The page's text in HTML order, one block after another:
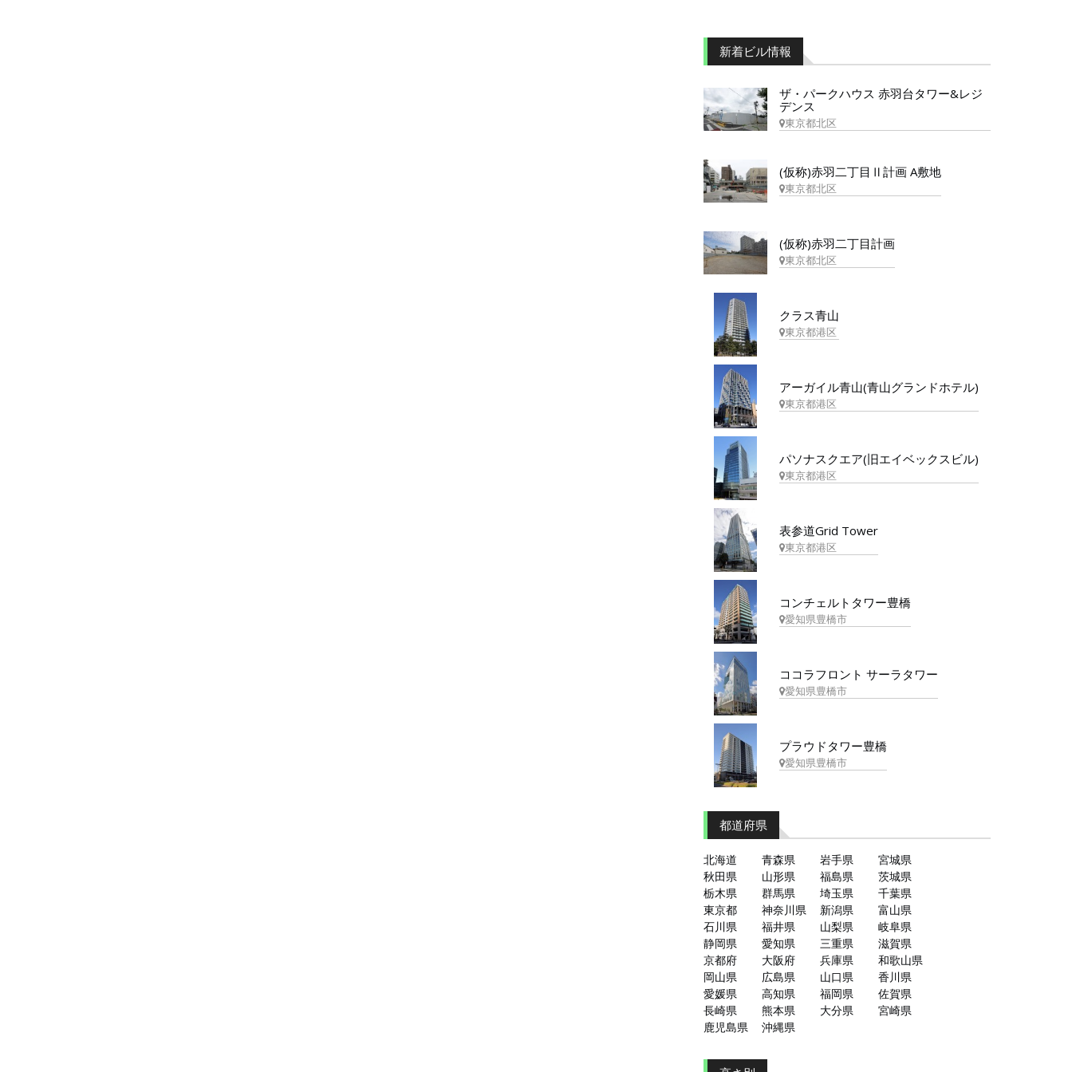
新着ビル情報
ザ・パークハウス 赤羽台タワー&レジ
デンス
東京都北区
(仮称)赤羽二丁目Ⅱ計画 A敷地
東京都北区
(仮称)赤羽二丁目計画
東京都北区
クラス青山
東京都港区
アーガイル青山(青山グランドホテル)
東京都港区
パソナスクエア(旧エイベックスビル)
東京都港区
表参道Grid Tower
東京都港区
コンチェルトタワー豊橋
愛知県豊橋市
ココラフロント サーラタワー
愛知県豊橋市
プラウドタワー豊橋
愛知県豊橋市
都道府県
北海道 青森県 岩手県
宮城県
秋田県
山形県 福島県
茨城県
栃木県
群馬県 埼玉県
千葉県
東京都
神奈川県 新潟県
富山県
石川県
福井県 山梨県
岐阜県
静岡県
愛知県 三重県
滋賀県
京都府
大阪府 兵庫県
和歌山県
岡山県
広島県 山口県
香川県
愛媛県
高知県 福岡県
佐賀県
長崎県
熊本県 大分県
宮崎県
鹿児島県
沖縄県